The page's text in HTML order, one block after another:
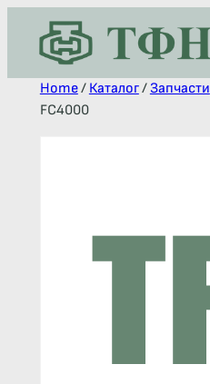
Home/ Каталог/ Запчасти
FC4000